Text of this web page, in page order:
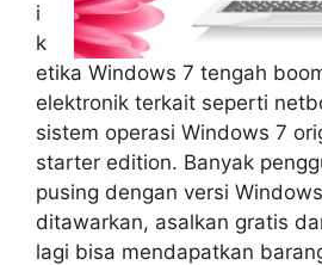
i
k
etika Windows 7 tengah
elektronik terkait seperti
sistem operasi Windows 7
starter edition. Banyak
pusing dengan versi
ditawarkan, asalkan gratis
lagi bisa mendapatkan